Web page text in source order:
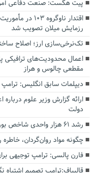
پیت هگست: صنعت دفاعی
رزمایش میلان تصویب شد
تک‌نرخی‌سازی ارز؛ اصلاح
اعمال محدودیت‌های ترافیکی
مقطعی چالوس و هراز
دیپلمات سابق انگلیس:‌
ارائه گزارش وزیر علوم
دولت
رشد ۶۱ هزار واحدی شاخص بورس
چگونه مواد روان‌گردان،
فارن پالسی: ترامپ توجیهی